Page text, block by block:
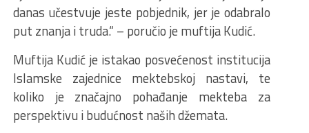
danas učestvuje jeste pobjednik, jer je odabralo
put znanja i truda.“ – poručio je muftija Kudić.
Muftija Kudić je istakao posvećenost institucija
Islamske zajednice mektebskoj nastavi, te
koliko je značajno pohađanje mekteba za
perspektivu i budućnost naših džemata.